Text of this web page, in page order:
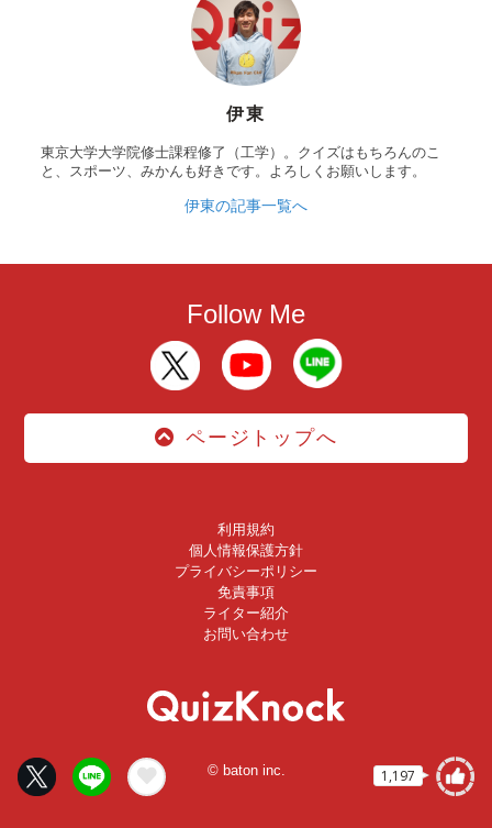
1,197
伊東
東京大学大学院修士課程修了（工学）。クイズはもちろんのこ
と、スポーツ、みかんも好きです。よろしくお願いします。
伊東の記事一覧へ
Follow Me
ページトップへ
利用規約
個人情報保護方針
プライバシーポリシー
免責事項
ライター紹介
お問い合わせ
© baton inc.